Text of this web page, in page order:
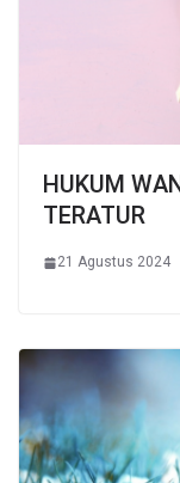
HUKUM
TERATUR
21 Agustus 2024